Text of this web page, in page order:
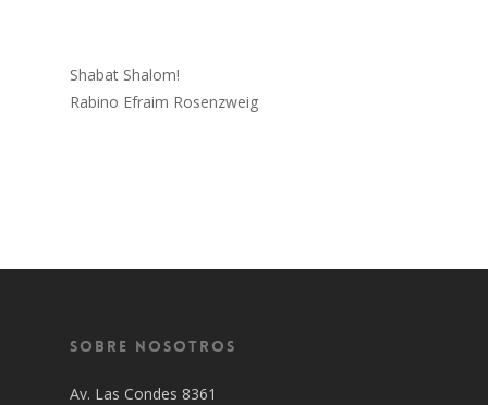
Shabat Shalom!
Rabino Efraim Rosenzweig
Sobre Nosotros
Av. Las Condes 8361